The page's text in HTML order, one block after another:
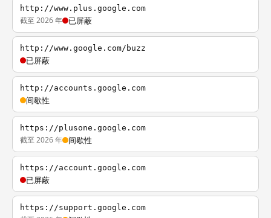
http://www.plus.google.com
截至 2026 年 已屏蔽
http://www.google.com/buzz
已屏蔽
http://accounts.google.com
间歇性
https://plusone.google.com
截至 2026 年 间歇性
https://account.google.com
已屏蔽
https://support.google.com